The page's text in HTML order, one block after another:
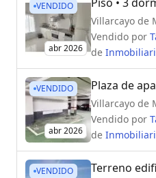
VENDIDO
abr 2026
Vendido por
de
VENDIDO
abr 2026
Plaza de
Vendido por
de
VENDIDO Terreno